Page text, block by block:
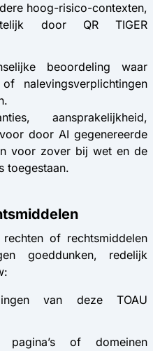
hoog-risico-contexten,
door QR TIGER
beoordeling waar
nalevingsverplichtingen
aansprakelijkheid,
door AI gegenereerde
voor zover bij wet en de
toegestaan.
of rechtsmiddelen
goeddunken, redelijk
van deze TOAU
of domeinen